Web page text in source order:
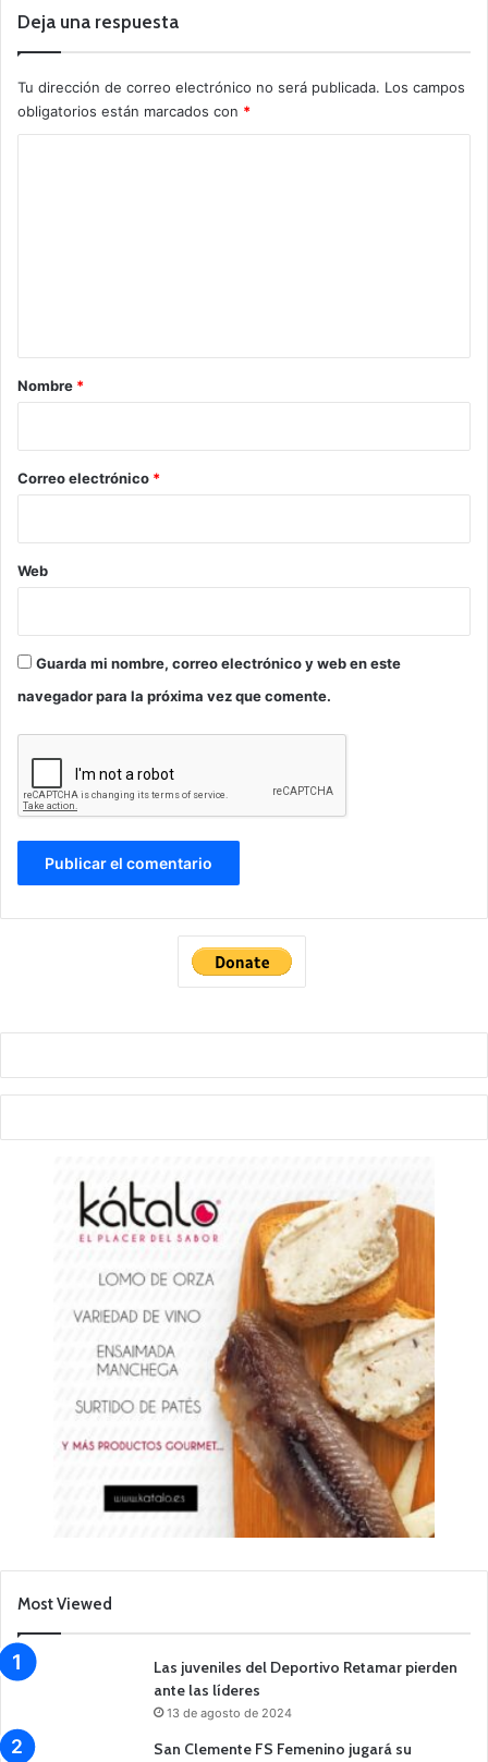
Deja una respuesta
Tu dirección de correo electrónico no será publicada. Los campos
obligatorios están marcados con *
r
*
Nombre *
Correo electrónico *
Web
Guarda mi nombre, correo electrónico y web en este
navegador para la próxima vez que comente.
Most Viewed
Las juveniles del Deportivo Retamar pierden
ante las líderes
13 de agosto de 2024
San Clemente FS Femenino jugará su